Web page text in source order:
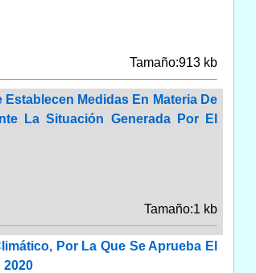
Tamaño:913 kb
Medidas En Materia De
La Situación Generada Por El
Tamaño:1 kb
Por La Que Se Aprueba El
2020